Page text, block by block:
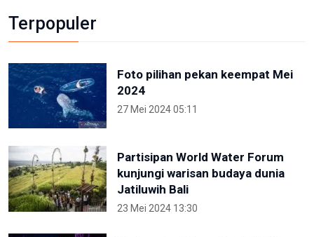
Terpopuler
Foto pilihan pekan keempat Mei
2024
27 Mei 2024 05:11
Partisipan World Water Forum
kunjungi warisan budaya dunia
Jatiluwih Bali
23 Mei 2024 13:30